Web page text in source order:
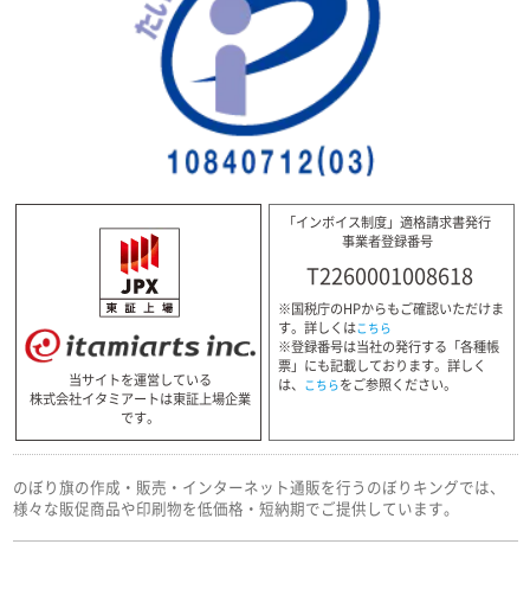
当サイトを運営している
株式会社イタミアートは東証上場企業
です。
「インボイス制度」適格請求書発行
事業者登録番号
T2260001008618
※国税庁のHPからもご確認いただけま
す。詳しくはこちら
※登録番号は当社の発行する「各種帳
票」にも記載しております。詳しく
は、 こちらをご参照ください。
のぼり旗の作成・販売・インターネット通販を行うのぼりキングでは、
様々な販促商品や印刷物を低価格・短納期でご提供しています。